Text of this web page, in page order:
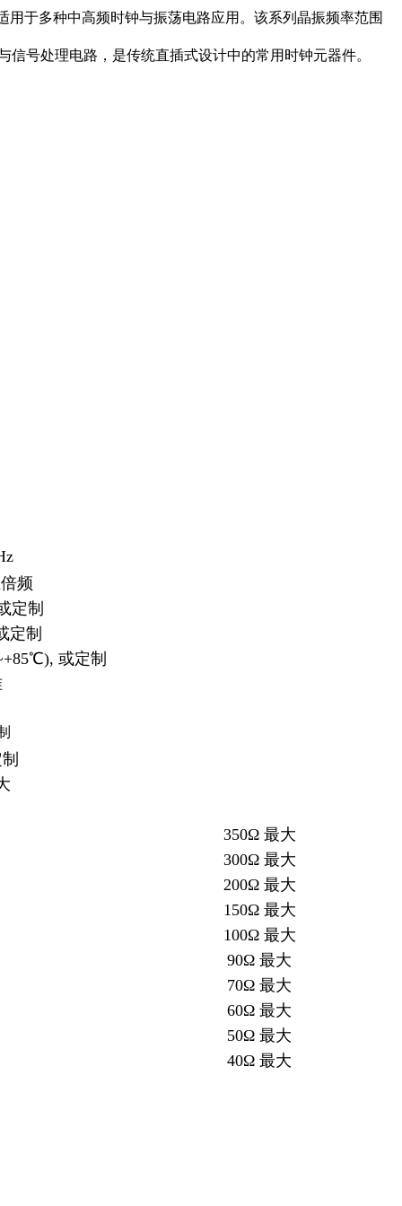
用于多种中高频时钟与振荡电路应用。该系列晶振频率范围
号处理电路，是传统直插式设计中的常用时钟元器件。
频
定制
定制
或定制
350Ω 最大
300Ω 最大
200Ω 最大
150Ω 最大
100Ω 最大
90Ω 最大
70Ω 最大
60Ω 最大
50Ω 最大
40Ω 最大